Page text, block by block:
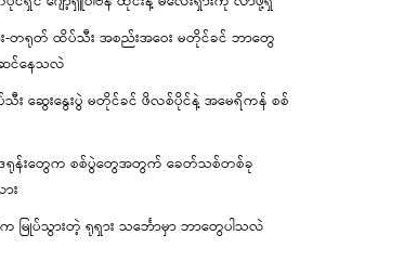
-တရုတ် ထိပ်သီး အစည်းအဝေး မတိုင်ခင် ဘာတွေ
င်နေသလဲ
း ဆွေးနွေးပွဲ မတိုင်ခင် ဖိလစ်ပိုင်နဲ့ အမေရိကန် စစ်
ရုန်းတွေက စစ်ပွဲတွေအတွက် ခေတ်သစ်တစ်ခု
း
က မြုပ်သွားတဲ့ ရုရှား သင်္ဘောမှာ ဘာတွေပါသလဲ